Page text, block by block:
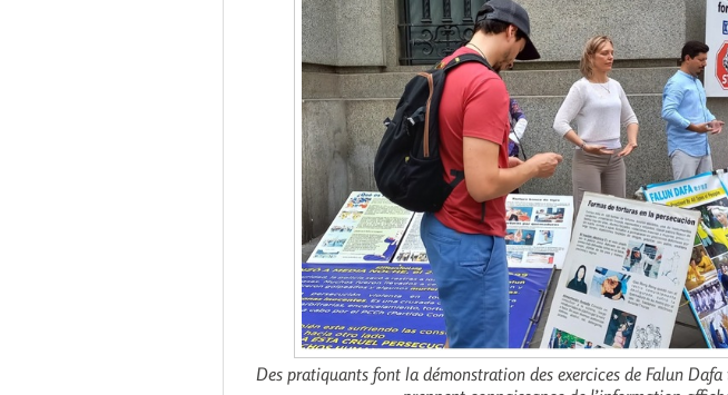
Des pratiquants font la démonstration des exercices de Falun